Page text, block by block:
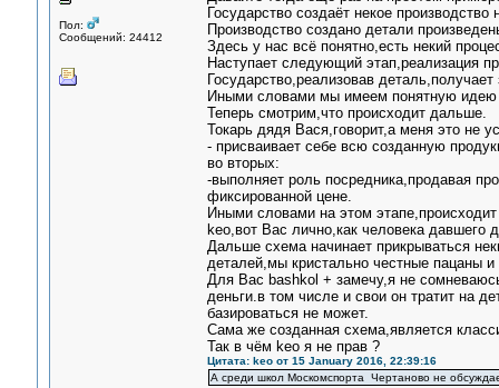
Пол:
Сообщений: 24412
Государство создаёт некое
Производство создано детали
Здесь у нас всё понятно,есть некий
Наступает следующий этап,реализация
Государство,реализовав
Иными словами мы имеем понятную идею
Теперь смотрим,что происходит дальше.
Токарь дядя Вася,говорит,а меня это не
- присваивает себе всю созданную
во вторых:
-выполняет роль посредника,продавая
фиксированной цене.
Иными словами на этом
keo,вот Вас лично,как человека давшего
Дальше схема начинает прикрываться
деталей,мы кристально честные пацаны и
Для Вас bashkol + замечу,я не
деньги.в том числе и свои он тратит на
базироваться не может.
Сама же созданная схема,является
Так в чём keo я не прав ?
Цитата: keo от 15 January 2016, 22:39:16
А среди школ Москомспорта Чертаново не